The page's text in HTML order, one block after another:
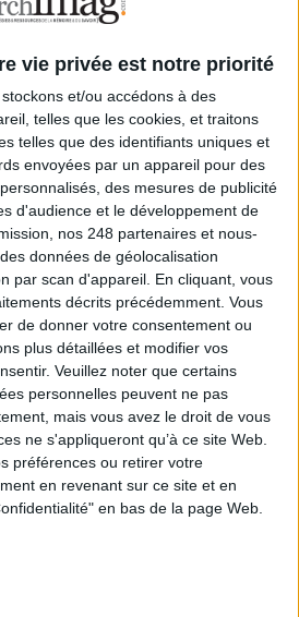
vie privée est notre priorité
stockons et/ou accédons à des
telles que les cookies, et traitons
telles que des identifiants uniques et
envoyées par un appareil pour des
des mesures de publicité
d'audience et le développement de
nos 248 partenaires et nous-
données de géolocalisation
par scan d'appareil. En cliquant, vous
décrits précédemment. Vous
de donner votre consentement ou
plus détaillées et modifier vos
Veuillez noter que certains
personnelles peuvent ne pas
mais vous avez le droit de vous
ne s'appliqueront qu’à ce site Web.
préférences ou retirer votre
en revenant sur ce site et en
en bas de la page Web.
survivre face aux pressions?
d’usage et retours d’expérience
et électronique : enjeux, méthodes et
profit de l’intelligence des